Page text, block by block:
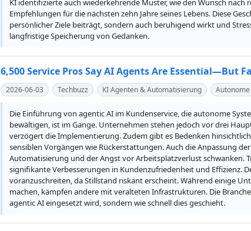
KI identifizierte auch wiederkehrende Muster, wie den Wunsch
Empfehlungen für die nächsten zehn Jahre seines Lebens. Diese
persönlicher Ziele beiträgt, sondern auch beruhigend wirkt und
langfristige Speicherung von Gedanken.
6,500 Service Pros Say AI Agents Are Essential—But
2026-06-03 Techbuzz KI Agenten & Automatisierung
Die Einführung von agentic AI im Kundenservice, die autonome
bewältigen, ist im Gange. Unternehmen stehen jedoch vor drei
verzögert die Implementierung. Zudem gibt es Bedenken
sensiblen Vorgängen wie Rückerstattungen. Auch die Anpassung
Automatisierung und der Angst vor Arbeitsplatzverlust schwanken.
signifikante Verbesserungen in Kundenzufriedenheit und Effizienz.
voranzuschreiten, da Stillstand riskant erscheint. Während einige
machen, kämpfen andere mit veralteten Infrastrukturen. Die
agentic AI eingesetzt wird, sondern wie schnell dies geschieht.